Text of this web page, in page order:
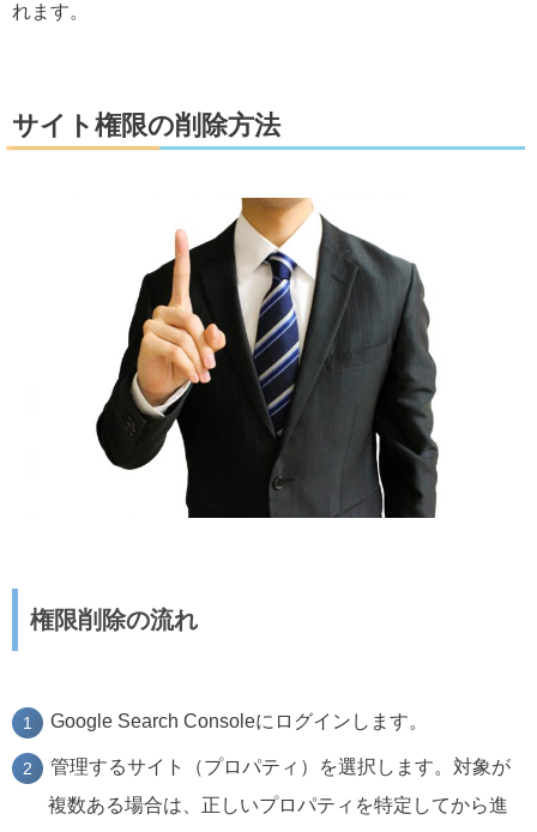
れます。
サイト権限の削除方法
権限削除の流れ
Google Search Consoleにログインします。
管理するサイト（プロパティ）を選択します。対象が
複数ある場合は、正しいプロパティを特定してから進